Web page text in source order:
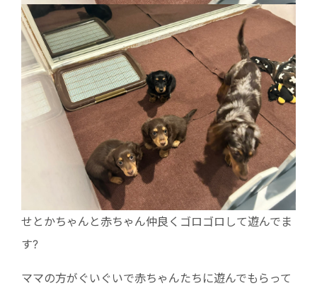
せとかちゃんと赤ちゃん仲良くゴロゴロして遊んでま
す?
ママの方がぐいぐいで赤ちゃんたちに遊んでもらって